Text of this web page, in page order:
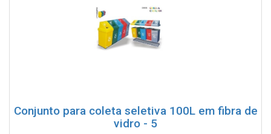
Conjunto para coleta seletiva 100L em fibra de
vidro - 5